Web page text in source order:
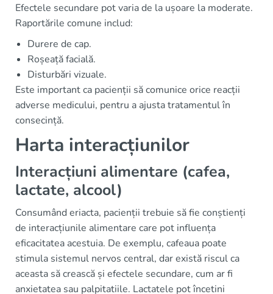
Efectele secundare pot varia de la ușoare la moderate.
Raportările comune includ:
Durere de cap.
Roșeață facială.
Disturbări vizuale.
Este important ca pacienții să comunice orice reacții
adverse medicului, pentru a ajusta tratamentul în
consecință.
Harta interacțiunilor
Interacțiuni alimentare (cafea,
lactate, alcool)
Consumând eriacta, pacienții trebuie să fie conștienți
de interacțiunile alimentare care pot influența
eficacitatea acestuia. De exemplu, cafeaua poate
stimula sistemul nervos central, dar există riscul ca
aceasta să crească și efectele secundare, cum ar fi
anxietatea sau palpitatiile. Lactatele pot încetini